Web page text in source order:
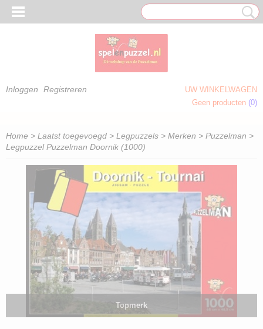
Inloggen Registreren
UW WINKELWAGEN
Geen producten (0)
Home > Laatst toegevoegd > Legpuzzels > Merken > Puzzelman >
Legpuzzel Puzzelman Doornik (1000)
Topmerk